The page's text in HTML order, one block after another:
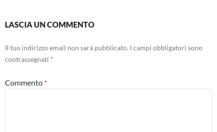
LASCIA UN COMMENTO
Il tuo indirizzo email non sarà pubblicato. I campi obbligatori sono
contrassegnati *
Commento *